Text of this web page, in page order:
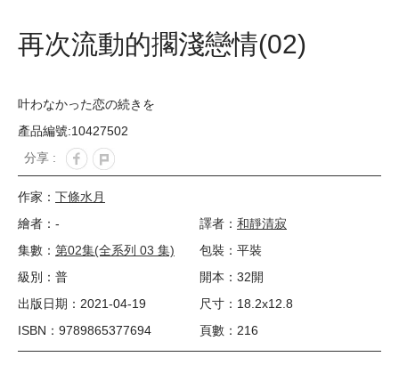
再次流動的擱淺戀情(02)
叶わなかった恋の続きを
產品編號:10427502
分享 :
作家： 下條水月
繪者：-
譯者： 和靜清寂
集數： 第02集(全系列 03 集)
包裝：平裝
級別：普
開本：32開
出版日期：2021-04-19
尺寸：18.2x12.8
ISBN：9789865377694
頁數：216